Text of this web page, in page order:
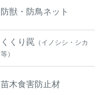
防獣・防鳥ネット
くくり罠 （イノシシ・シカ
等）
苗木食害防止材